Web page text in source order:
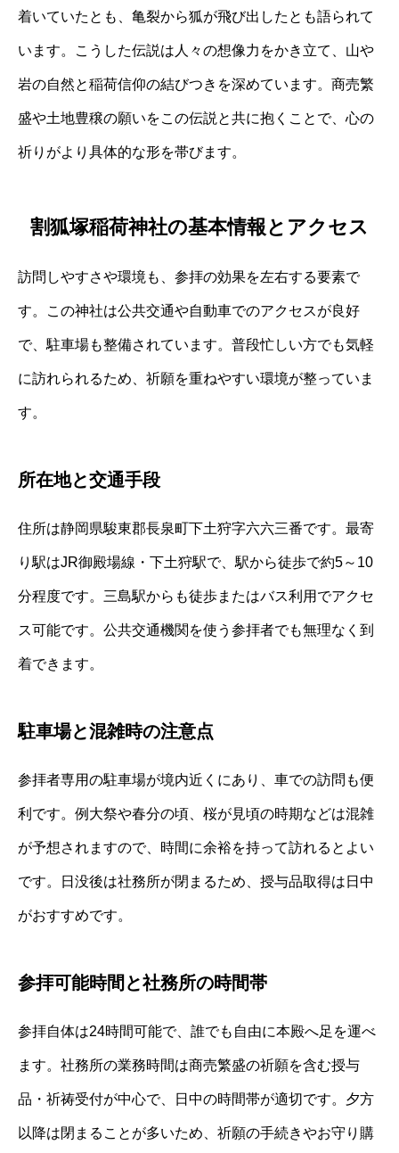
着いていたとも、亀裂から狐が飛び出したとも語られて
います。こうした伝説は人々の想像力をかき立て、山や
岩の自然と稲荷信仰の結びつきを深めています。商売繁
盛や土地豊穣の願いをこの伝説と共に抱くことで、心の
祈りがより具体的な形を帯びます。
割狐塚稲荷神社の基本情報とアクセス
訪問しやすさや環境も、参拝の効果を左右する要素で
す。この神社は公共交通や自動車でのアクセスが良好
で、駐車場も整備されています。普段忙しい方でも気軽
に訪れられるため、祈願を重ねやすい環境が整っていま
す。
所在地と交通手段
住所は静岡県駿東郡長泉町下土狩字六六三番です。最寄
り駅はJR御殿場線・下土狩駅で、駅から徒歩で約5～10
分程度です。三島駅からも徒歩またはバス利用でアクセ
ス可能です。公共交通機関を使う参拝者でも無理なく到
着できます。
駐車場と混雑時の注意点
参拝者専用の駐車場が境内近くにあり、車での訪問も便
利です。例大祭や春分の頃、桜が見頃の時期などは混雑
が予想されますので、時間に余裕を持って訪れるとよい
です。日没後は社務所が閉まるため、授与品取得は日中
がおすすめです。
参拝可能時間と社務所の時間帯
参拝自体は24時間可能で、誰でも自由に本殿へ足を運べ
ます。社務所の業務時間は商売繁盛の祈願を含む授与
品・祈祷受付が中心で、日中の時間帯が適切です。夕方
以降は閉まることが多いため、祈願の手続きやお守り購